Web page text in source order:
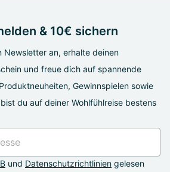
& 10€ sichern
Newsletter an, erhalte deinen
und freue dich auf spannende
Gewinnspielen sowie
du auf deiner Wohlfühlreise bestens
und Datenschutzrichtlinien gelesen